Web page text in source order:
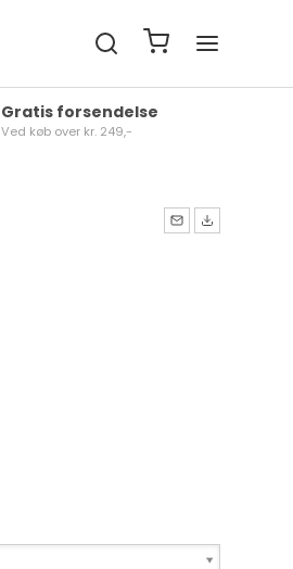
Gratis forsendelse
Ved køb over kr. 249,-